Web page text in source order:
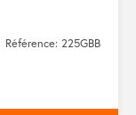
Référence: 225GBB